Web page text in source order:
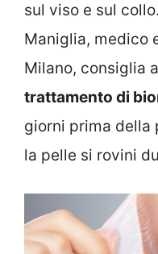
sul viso e sul
Maniglia, medico
Milano, consiglia
trattamento di
giorni prima della
la pelle si rovini